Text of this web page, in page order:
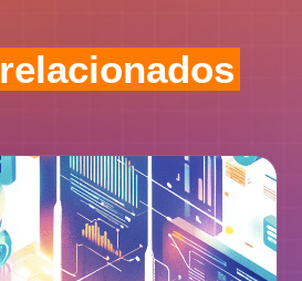
relacionados